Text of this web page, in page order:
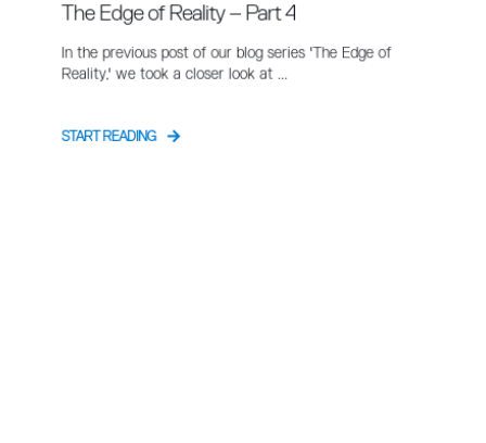
The Edge of Reality – Part 4
In the previous post of our blog series 'The Edge of
Reality,' we took a closer look at ...
START READING